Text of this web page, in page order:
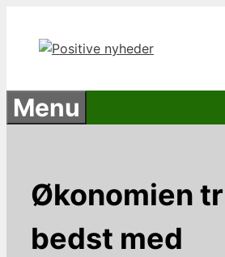
indhold
Menu
Økonomien
bedst med